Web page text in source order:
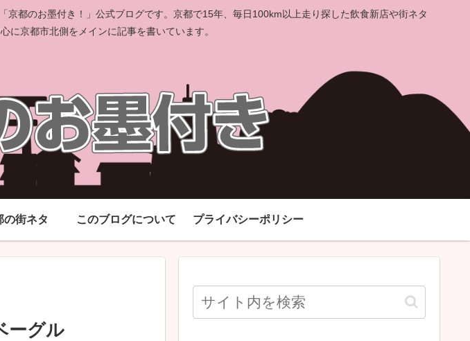
都のお墨付き！」公式ブログです。京都で15年、毎日100km以上走り探した飲食新店や街ネタ
に京都市北側をメインに記事を書いています。
の街ネタ このブログについて プライバシーポリシー
ーグル